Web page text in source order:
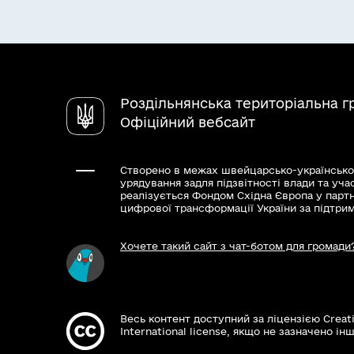
Роздільнянська територіальна
Офіційний вебсайт
Створено в межах швейцарсько-
урядування задля підзвітності влади та
реалізується Фондом Східна Європа у
цифрової трансформації України за
Хочете такий сайт з чат-ботом для
Весь контент доступний за ліцензією
International license, якщо не зазначено